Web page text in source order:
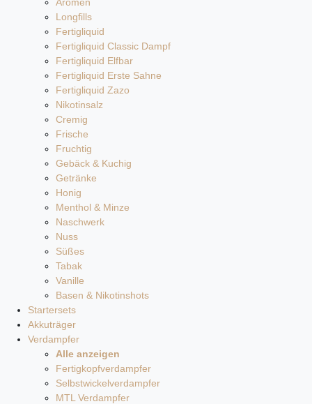
Longfills
Fertigliquid
Fertigliquid Classic Dampf
Fertigliquid Elfbar
Fertigliquid Erste Sahne
Fertigliquid Zazo
Nikotinsalz
Cremig
Frische
Fruchtig
Gebäck & Kuchig
Getränke
Honig
Menthol & Minze
Naschwerk
Nuss
Süßes
Tabak
Vanille
Basen & Nikotinshots
Startersets
Akkuträger
Verdampfer
Alle anzeigen
Fertigkopfverdampfer
Selbstwickelverdampfer
MTL Verdampfer